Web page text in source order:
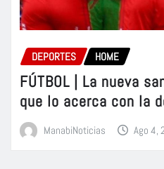
DEPORTES HOME
FÚTBOL | La nueva
que lo acerca con la
ManabiNoticias Ago 4,